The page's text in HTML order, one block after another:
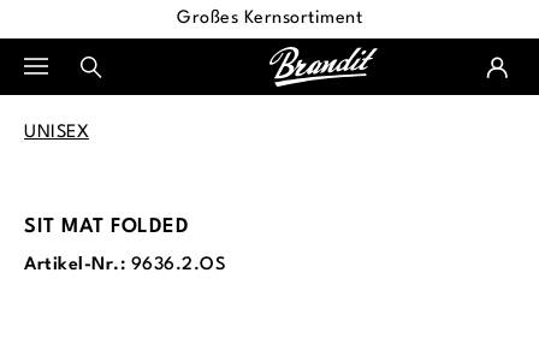
Großes Kernsortiment
UNISEX
SIT MAT FOLDED
Artikel-Nr.: 9636.2.OS